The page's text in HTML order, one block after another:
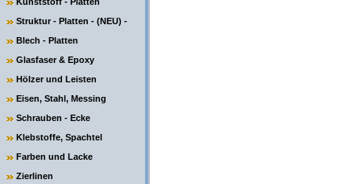
Struktur - Platten - (NEU) -
Blech - Platten
Glasfaser & Epoxy
Hölzer und Leisten
Eisen, Stahl, Messing
Schrauben - Ecke
Klebstoffe, Spachtel
Farben und Lacke
Zierlinen